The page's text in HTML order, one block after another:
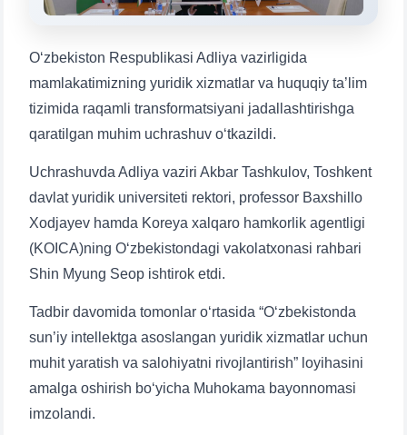
O‘zbekiston Respublikasi Adliya vazirligida
mamlakatimizning yuridik xizmatlar va huquqiy ta’lim
tizimida raqamli transformatsiyani jadallashtirishga
qaratilgan muhim uchrashuv o‘tkazildi.
Uchrashuvda Adliya vaziri Akbar Tashkulov, Toshkent
davlat yuridik universiteti rektori, professor Baxshillo
Xodjayev hamda Koreya xalqaro hamkorlik agentligi
(KOICA)ning Oʻzbekistondagi vakolatxonasi rahbari
Shin Myung Seop ishtirok etdi.
Tadbir davomida tomonlar o‘rtasida “O‘zbekistonda
sun’iy intellektga asoslangan yuridik xizmatlar uchun
muhit yaratish va salohiyatni rivojlantirish” loyihasini
amalga oshirish bo‘yicha Muhokama bayonnomasi
imzolandi.
9. Magistratura kvotasi (4) ✉️ Adminga yozish